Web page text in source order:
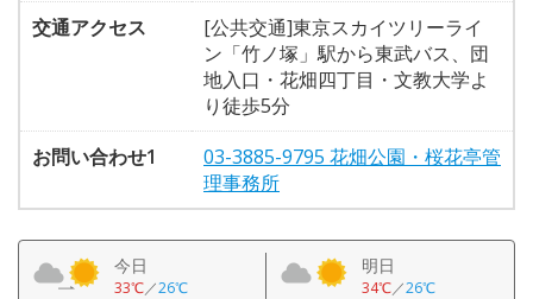
交通アクセス
[公共交通]東京スカイツリーライ
ン「竹ノ塚」駅から東武バス、団
地入口・花畑四丁目・文教大学よ
り徒歩5分
お問い合わせ1
03-3885-9795 花畑公園・桜花亭管
理事務所
今日
33℃／26℃
明日
34℃／26℃